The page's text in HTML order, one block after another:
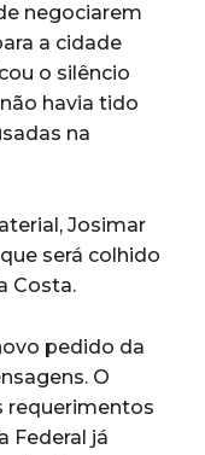
negociarem
a cidade
o silêncio
havia tido
na
Josimar
será colhido
Costa.
pedido da
O
requerimentos
Federal já